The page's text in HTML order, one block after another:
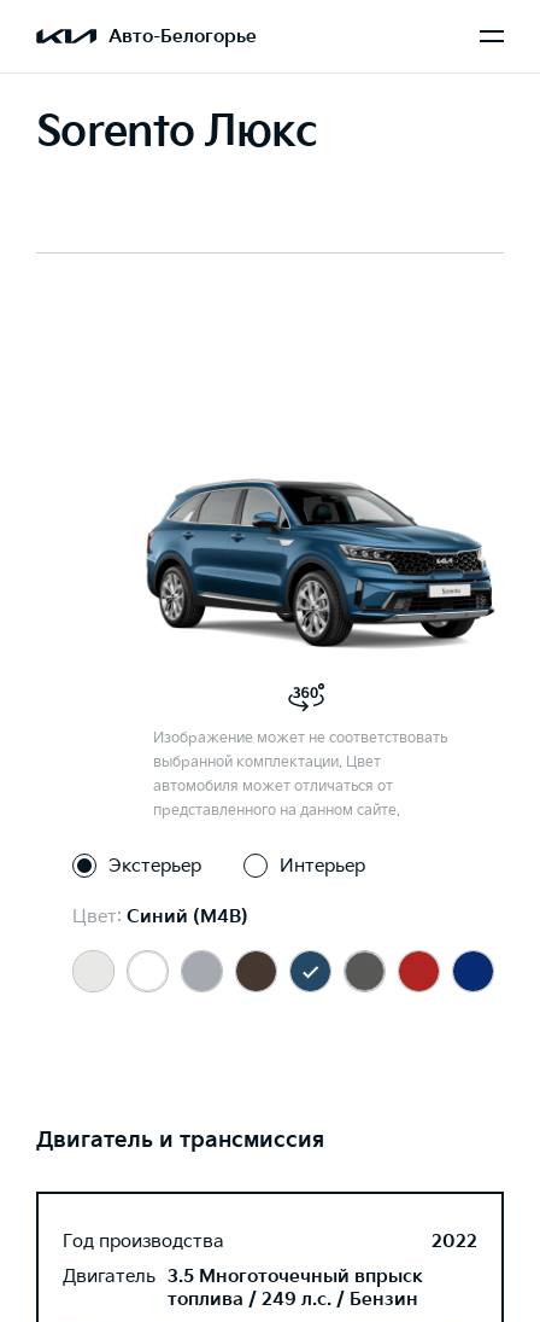
Авто-Белогорье
Sorento Люкс
Изображение может не соответствовать
выбранной комплектации. Цвет
автомобиля может отличаться от
представленного на данном сайте.
Экстерьер Интерьер
Цвет: Синий (M4B)
Двигатель и трансмиссия
Год производства
2022
Двигатель 3.5 Многоточечный впрыск
топлива / 249 л.с. / Бензин